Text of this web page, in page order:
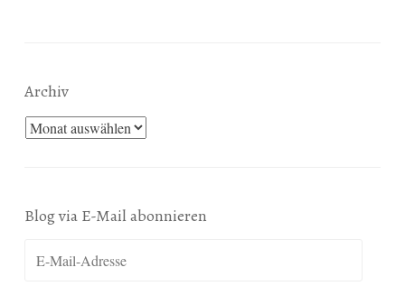
Archiv
Archiv
Blog via E-Mail abonnieren